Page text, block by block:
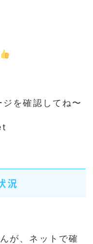
を確認してね〜
況
が、ネットで確